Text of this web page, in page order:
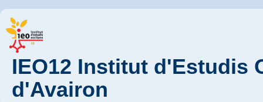
IEO12 Institut d'Estudis
d'Avairon